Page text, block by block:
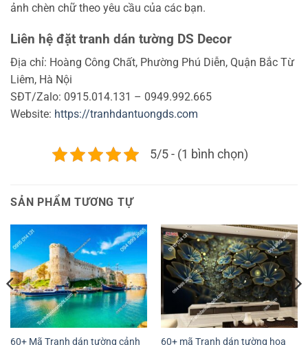
ảnh chèn chữ theo yêu cầu của các bạn.
Liên hệ đặt tranh dán tường DS Decor
Địa chỉ: Hoàng Công Chất, Phường Phú Diễn, Quận Bắc Từ
Liêm, Hà Nội
SĐT/Zalo: 0915.014.131 – 0949.992.665
Website: https://tranhdantuongds.com
5/5 - (1 bình chọn)
SẢN PHẨM TƯƠNG TỰ
60+ Mã Tranh dán tường cảnh
60+ mã Tranh dán tường hoa